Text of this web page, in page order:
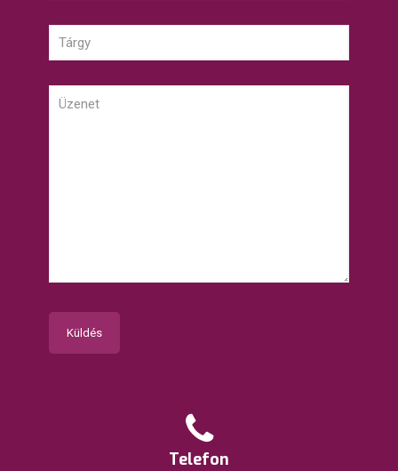
Telefon